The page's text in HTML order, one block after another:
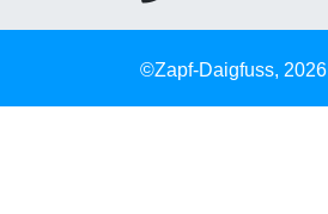
©Zapf-Daigfuss, 2026